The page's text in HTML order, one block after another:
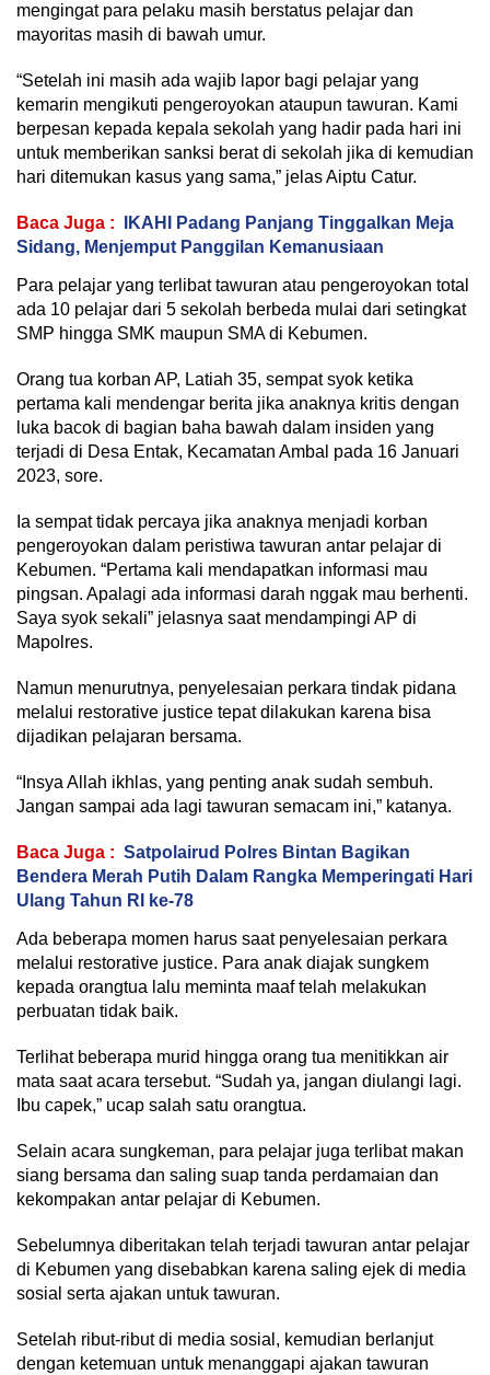
mengingat para pelaku masih berstatus pelajar dan
mayoritas masih di bawah umur.
“Setelah ini masih ada wajib lapor bagi pelajar yang
kemarin mengikuti pengeroyokan ataupun tawuran. Kami
berpesan kepada kepala sekolah yang hadir pada hari ini
untuk memberikan sanksi berat di sekolah jika di kemudian
hari ditemukan kasus yang sama,” jelas Aiptu Catur.
Baca Juga :
IKAHI Padang Panjang Tinggalkan Meja
Sidang, Menjemput Panggilan Kemanusiaan
Para pelajar yang terlibat tawuran atau pengeroyokan total
ada 10 pelajar dari 5 sekolah berbeda mulai dari setingkat
SMP hingga SMK maupun SMA di Kebumen.
Orang tua korban AP, Latiah 35, sempat syok ketika
pertama kali mendengar berita jika anaknya kritis dengan
luka bacok di bagian baha bawah dalam insiden yang
terjadi di Desa Entak, Kecamatan Ambal pada 16 Januari
2023, sore.
Ia sempat tidak percaya jika anaknya menjadi korban
pengeroyokan dalam peristiwa tawuran antar pelajar di
Kebumen. “Pertama kali mendapatkan informasi mau
pingsan. Apalagi ada informasi darah nggak mau berhenti.
Saya syok sekali” jelasnya saat mendampingi AP di
Mapolres.
Namun menurutnya, penyelesaian perkara tindak pidana
melalui restorative justice tepat dilakukan karena bisa
dijadikan pelajaran bersama.
“Insya Allah ikhlas, yang penting anak sudah sembuh.
Jangan sampai ada lagi tawuran semacam ini,” katanya.
Baca Juga : Satpolairud Polres Bintan Bagikan
Bendera Merah Putih Dalam Rangka Memperingati Hari
Ulang Tahun RI ke-78
Ada beberapa momen harus saat penyelesaian perkara
melalui restorative justice. Para anak diajak sungkem
kepada orangtua lalu meminta maaf telah melakukan
perbuatan tidak baik.
Terlihat beberapa murid hingga orang tua menitikkan air
mata saat acara tersebut. “Sudah ya, jangan diulangi lagi.
Ibu capek,” ucap salah satu orangtua.
Selain acara sungkeman, para pelajar juga terlibat makan
siang bersama dan saling suap tanda perdamaian dan
kekompakan antar pelajar di Kebumen.
Sebelumnya diberitakan telah terjadi tawuran antar pelajar
di Kebumen yang disebabkan karena saling ejek di media
sosial serta ajakan untuk tawuran.
Setelah ribut-ribut di media sosial, kemudian berlanjut
dengan ketemuan untuk menanggapi ajakan tawuran